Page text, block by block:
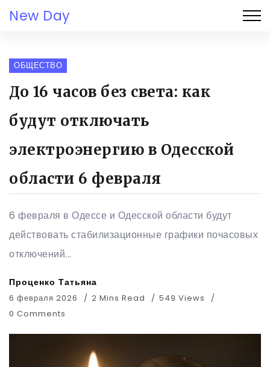
New Day
ОБЩЕСТВО
До 16 часов без света: как
будут отключать
электроэнергию в Одесской
области 6 февраля
6 февраля в Одессе и Одесской области будут
действовать стабилизационные графики почасовых
отключений...
Проценко Татьяна
6 февраля 2026 2 Mins Read
549 Views
0 Comments